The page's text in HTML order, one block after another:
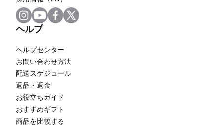
ヘルプ
ヘルプセンター
お問い合わせ方法
配送スケジュール
返品・返金
お役立ちガイド
おすすめギフト
商品を比較する